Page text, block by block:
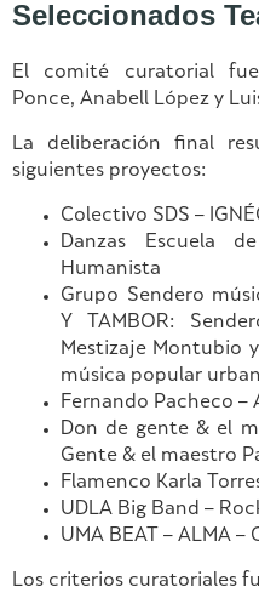
Seleccionados
El comité curatorial
Ponce, Anabell López y
La deliberación final
siguientes proyectos:
Colectivo SDS –
Danzas Escuela
Humanista
Grupo Sendero
Y TAMBOR:
Mestizaje Montubio
música popular
Fernando Pacheco –
Don de gente & el
Gente & el maestro
Flamenco Karla
UDLA Big Band –
UMA BEAT – ALMA
Los criterios curatoriales